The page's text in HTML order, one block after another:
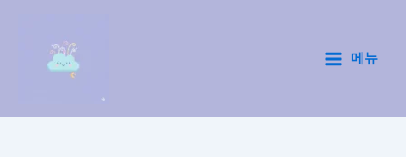
너
Menu
메뉴